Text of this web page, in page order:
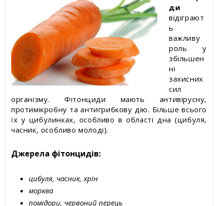
ди
відіграют
ь
важливу
роль у
збільшен
ні
захисних
сил
організму. Фітонциди мають антивірусну,
протимікробну та антигрибкову дію. Більше всього
їх у цибулинках, особливо в області дна (цибуля,
часник, особливо молоді).
Джерела фітонцидів:
цибуля, часник, хрін
морква
помідори, червоний перець